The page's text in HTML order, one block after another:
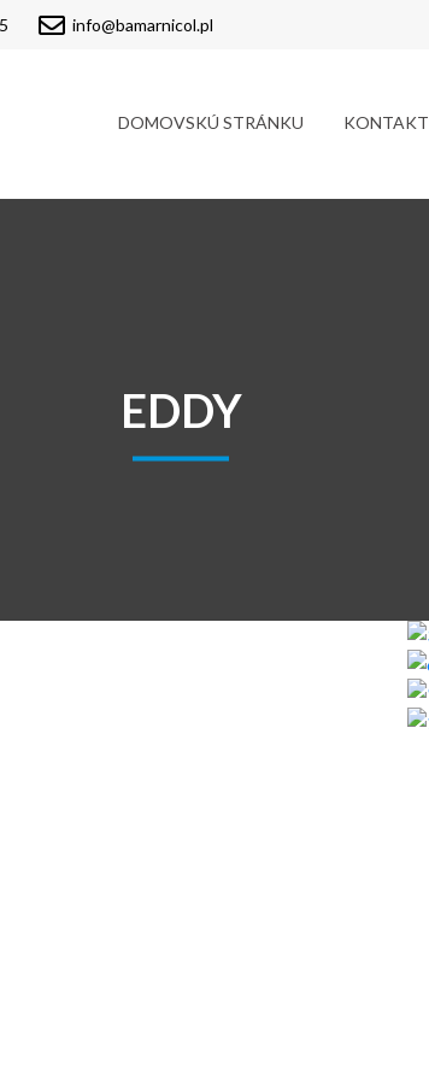
info@bamarnicol.pl
DOMOVSKÚ STRÁNKU KONTAKT
EDDY